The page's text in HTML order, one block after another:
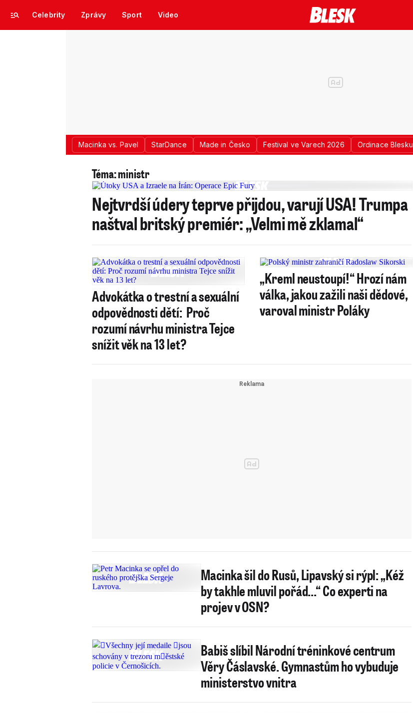
Celebrity Zprávy Sport Video
Macinka vs. Pavel StarDance Made in Česko Festival ve Varech 2026 Ordinace Blesku
Téma: ministr
Nejtvrdší údery teprve přijdou, varují USA! Trumpa
naštval britský premiér: „Velmi mě zklamal“
Advokátka o trestní a sexuální
odpovědnosti dětí: Proč
rozumí návrhu ministra Tejce
snížit věk na 13 let?
„Kreml neustoupí!“ Hrozí nám
válka, jakou zažili naši dědové,
varoval ministr Poláky
Macinka šil do Rusů, Lipavský si rýpl: „Kéž
by takhle mluvil pořád...“ Co experti na
projev v OSN?
Babiš slíbil Národní tréninkové centrum
Věry Čáslavské. Gymnastům ho vybuduje
ministerstvo vnitra